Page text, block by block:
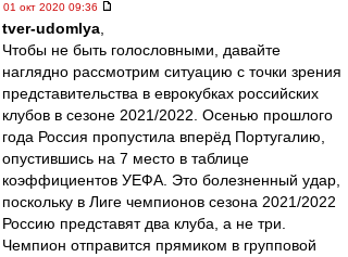
01 окт 2020 09:36
tver-udomlya
Чтобы не быть голословными, давайте
наглядно рассмотрим ситуацию с точки зрения
представительства в еврокубках российских
клубов в сезоне 2021/2022. Осенью прошлого
года Россия пропустила вперёд Португалию,
опустившись на 7 место в таблице
коэффициентов УЕФА. Это болезненный удар,
поскольку в Лиге чемпионов сезона 2021/2022
Россию представят два клуба, а не три.
Чемпион отправится прямиком в групповой